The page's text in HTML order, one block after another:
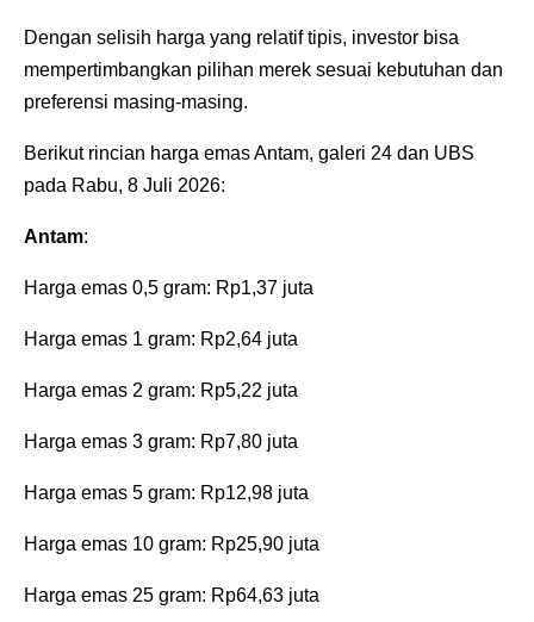
‎Dengan selisih harga yang relatif tipis, investor bisa
mempertimbangkan pilihan merek sesuai kebutuhan dan
preferensi masing-masing.
‎Berikut rincian harga emas Antam, galeri 24 dan UBS
pada Rabu, 8 Juli 2026:
Antam:
‎Harga emas 0,5 gram: Rp1,37 juta
‎Harga emas 1 gram: Rp2,64 juta
‎Harga emas 2 gram: Rp5,22 juta
‎Harga emas 3 gram: Rp7,80 juta
‎Harga emas 5 gram: Rp12,98 juta
‎Harga emas 10 gram: Rp25,90 juta
‎Harga emas 25 gram: Rp64,63 juta